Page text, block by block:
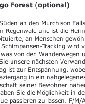
Forest (optional)
an den Murchison
Regenwald und ist die
an Menschen
Tracking wird
von den Wanderwegen
unsere nächsten
ist zur Entspannung,
in ein
seiner Bewohner
Sie die Möglichkeit in
passieren zu lassen. F/M/A